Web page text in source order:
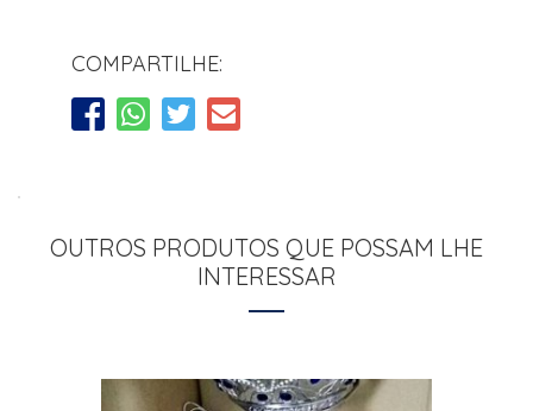
COMPARTILHE:
OUTROS PRODUTOS QUE POSSAM LHE
INTERESSAR